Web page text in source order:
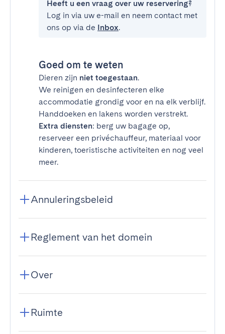
Heeft u een vraag over uw reservering?
Log in via uw e-mail en neem contact met
ons op via de Inbox.
Goed om te weten
Dieren zijn niet toegestaan.
We reinigen en desinfecteren elke
accommodatie grondig voor en na elk verblijf.
Handdoeken en lakens worden verstrekt.
Extra diensten: berg uw bagage op,
reserveer een privéchauffeur, materiaal voor
kinderen, toeristische activiteiten en nog veel
meer.
Annuleringsbeleid
Reglement van het domein
Over
Ruimte